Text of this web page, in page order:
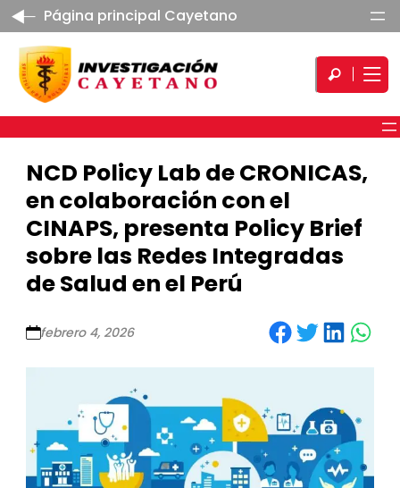
Página principal Cayetano
NCD Policy Lab de CRONICAS,
en colaboración con el
CINAPS, presenta Policy Brief
sobre las Redes Integradas
de Salud en el Perú
febrero 4, 2026 Share on Facebook Share on Twitter Share on LinkedIn Share on WhatsApp